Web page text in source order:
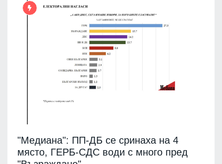
"Медиана": ПП-ДБ се сринаха на 4
място, ГЕРБ-СДС води с много пред